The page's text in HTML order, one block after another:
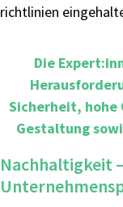
richtlinien
Die
Sicherheit,
Gestaltung
Nachhaltigkeit